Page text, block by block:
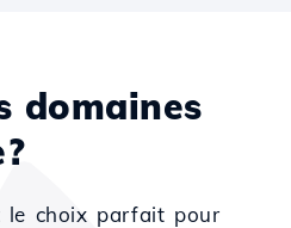
domaines
le choix parfait pour